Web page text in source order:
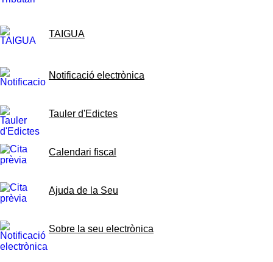
TAIGUA
Notificació electrònica
Tauler d'Edictes
Calendari fiscal
Ajuda de la Seu
Sobre la seu electrònica